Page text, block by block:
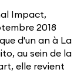
Impact,
2018
d'un an à La
au sein de la
elle revient